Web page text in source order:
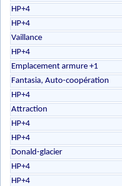
HP+4
HP+4
Vaillance
HP+4
Emplacement armure +1
Fantasia, Auto-coopération
HP+4
Attraction
HP+4
HP+4
Donald-glacier
HP+4
HP+4